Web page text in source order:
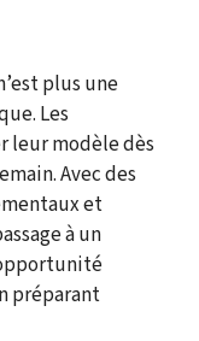
plus une
Les
leur modèle dès
Avec des
et
à un
préparant